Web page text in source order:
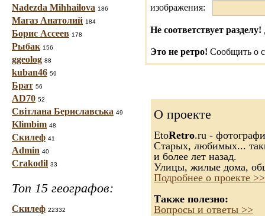
Nadezda Mihhailova 186
Магаз Анатолий 184
Борис Ассеев 178
Рыбак 156
ggeolog 88
kuban46 59
Брат 56
AD70 52
Світлана Бериславська 49
Klimbim 48
Скилеф 41
Admin 40
Crakodil 33
Топ 15 географов:
Скилеф 22332
изображения:
Не соответствует разделу!
Это не ретро! Сообщить о
О проекте
EtoRetro.ru -
Старых, любимых...
и более лет назад.
Улицы, жилые дома,
Подробнее о проекте >>
Также полезно:
Вопросы и ответы >>